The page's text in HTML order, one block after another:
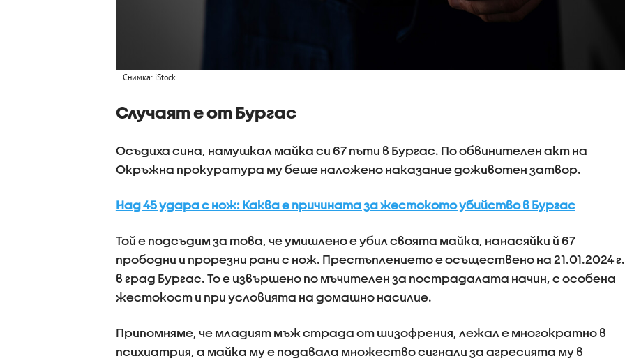
Снимка: iStock
Случаят е от Бургас
Осъдиха сина, намушкал майка си 67 пъти в Бургас. По обвинителен акт на
Окръжна прокуратура му беше наложено наказание доживотен затвор.
Над 45 удара с нож: Каква е причината за жестокото убийство в Бургас
Той е подсъдим за това, че умишлено е убил своята майка, нанасяйки й 67
прободни и прорезни рани с нож. Престъплението е осъществено на 21.01.2024 г.
в град Бургас. То е извършено по мъчителен за пострадалата начин, с особена
жестокост и при условията на домашно насилие.
Припомняме, че младият мъж страда от шизофрения, лежал е многократно в
психиатрия, а майка му е подавала множество сигнали за агресията му в